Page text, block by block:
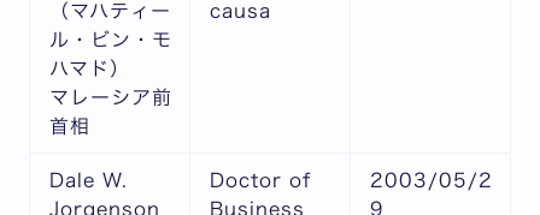
（マハティー
ル・ビン・モ
ハマド）
マレーシア前
首相
causa
Dale W.
Jorgenson
Doctor of
Business
2003/05/2
9